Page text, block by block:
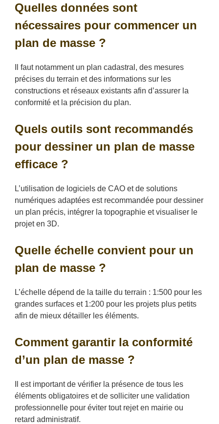
Quelles données sont
nécessaires pour commencer un
plan de masse ?
Il faut notamment un plan cadastral, des mesures
précises du terrain et des informations sur les
constructions et réseaux existants afin d’assurer la
conformité et la précision du plan.
Quels outils sont recommandés
pour dessiner un plan de masse
efficace ?
L’utilisation de logiciels de CAO et de solutions
numériques adaptées est recommandée pour dessiner
un plan précis, intégrer la topographie et visualiser le
projet en 3D.
Quelle échelle convient pour un
plan de masse ?
L’échelle dépend de la taille du terrain : 1:500 pour les
grandes surfaces et 1:200 pour les projets plus petits
afin de mieux détailler les éléments.
Comment garantir la conformité
d’un plan de masse ?
Il est important de vérifier la présence de tous les
éléments obligatoires et de solliciter une validation
professionnelle pour éviter tout rejet en mairie ou
retard administratif.